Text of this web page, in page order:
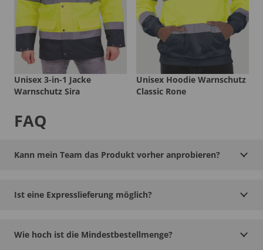
Unisex 3-in-1 Jacke
Warnschutz Sira
Unisex Hoodie Warnschutz
Classic Rone
FAQ
Kann mein Team das Produkt vorher anprobieren?
Ist eine Expresslieferung möglich?
Wie hoch ist die Mindestbestellmenge?